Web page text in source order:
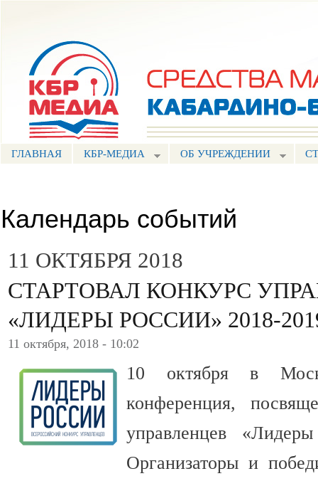
ГЛАВНАЯ КБР-МЕДИА ОБ УЧРЕЖДЕНИИ
Календарь событий
11 ОКТЯБРЯ 2018
СТАРТОВАЛ КОНКУРС
«ЛИДЕРЫ РОССИИ» 2018-
11 октября, 2018 - 10:02
10 октября в
конференция,
управленцев
Организаторы и